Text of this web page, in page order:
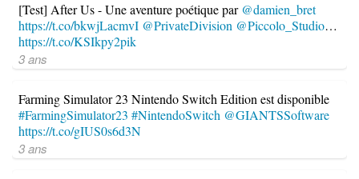
[Test] After Us - Une aventure poétique par @damien_bret
https://t.co/bkwjLacmvI @PrivateDivision @Piccolo_Studio…
https://t.co/KSIkpy2pik
3 ans
Farming Simulator 23 Nintendo Switch Edition est disponible
#FarmingSimulator23 #NintendoSwitch @GIANTSSoftware
https://t.co/gIUS0s6d3N
3 ans